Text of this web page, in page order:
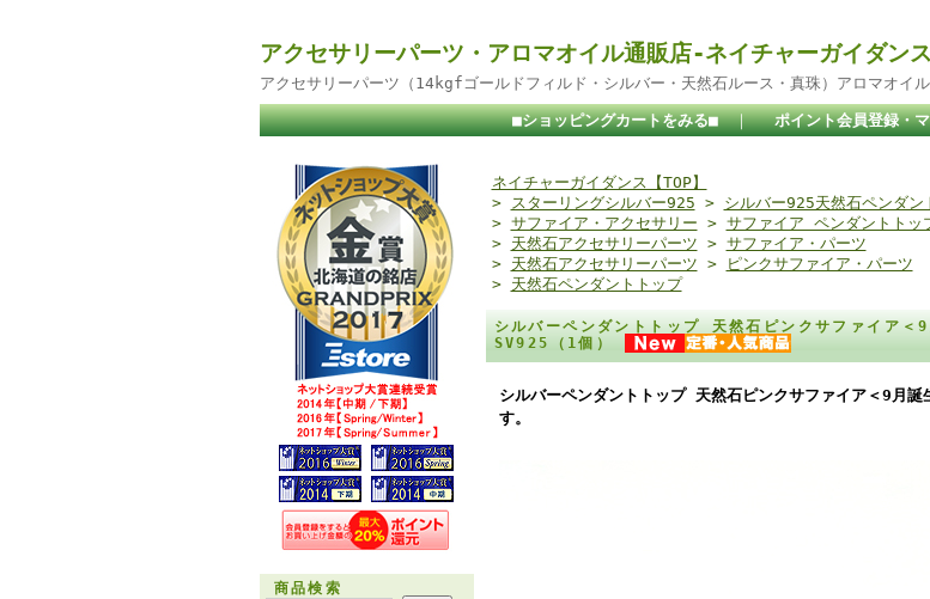
アクセサリーパーツ・アロマオイル通販店-ネイチャーガイダンス
アクセサリーパーツ（14kgfゴールドフィルド・シルバー・天然石ルース・真珠）アロマオイ
■ショッピングカートをみる■ ｜ ポイント会員登録・
商品検索
ネイチャーガイダンス【TOP】
> スターリングシルバー925 > シルバー925天然石ペンダン
> サファイア・アクセサリー > サファイア ペンダントトッ
> 天然石アクセサリーパーツ > サファイア・パーツ
> 天然石アクセサリーパーツ >
ピンクサファイア・パーツ
> 天然石ペンダントトップ
シルバーペンダントトップ 天然石ピンクサファイア＜
SV925（1個）
シルバーペンダントトップ 天然石ピンクサファイア＜9月
す。